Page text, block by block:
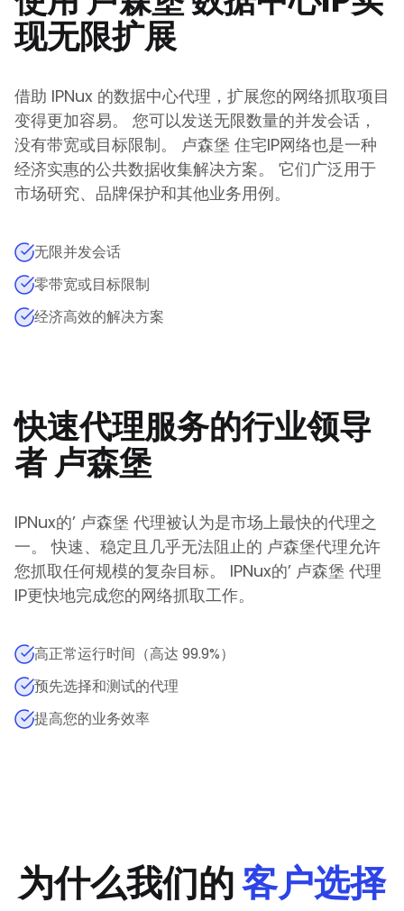
现无限扩展
借助 IPNux 的数据中心代理，扩展您的网络抓取项目
变得更加容易。 您可以发送无限数量的并发会话，
没有带宽或目标限制。
卢森堡 住宅IP网络也是一种
经济实惠的公共数据收集解决方案。 它们广泛用于
市场研究、品牌保护和其他业务用例。
无限并发会话
零带宽或目标限制
经济高效的解决方案
快速代理服务的行业领导
者卢森堡
IPNux的’ 卢森堡 代理被认为是市场上最快的代理之
一。 快速、稳定且几乎无法阻止的 卢森堡代理允许
您抓取任何规模的复杂目标。
IPNux的’ 卢森堡 代理
IP更快地完成您的网络抓取工作。
高正常运行时间（高达 99.9%）
预先选择和测试的代理
提高您的业务效率
为什么我们的客户选择